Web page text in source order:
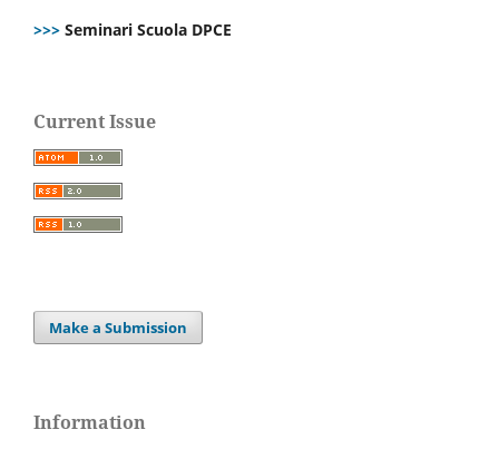
>>> Seminari Scuola DPCE
Current Issue
Make a Submission
Information